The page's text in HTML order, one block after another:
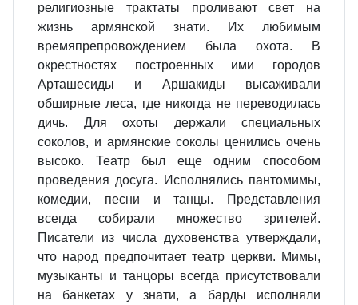
религиозные трактаты проливают свет на
жизнь армянской знати. Их любимым
времяпрепровождением была охота. В
окрестностях построенных ими городов
Арташесиды и Аршакиды высаживали
обширные леса, где никогда не переводилась
дичь. Для охоты держали специальных
соколов, и армянские соколы ценились очень
высоко. Театр был еще одним способом
проведения досуга. Исполнялись пантомимы,
комедии, песни и танцы. Представления
всегда собирали множество зрителей.
Писатели из числа духовенства утверждали,
что народ предпочитает театр церкви. Мимы,
музыканты и танцоры всегда присутствовали
на банкетах у знати, а барды исполняли